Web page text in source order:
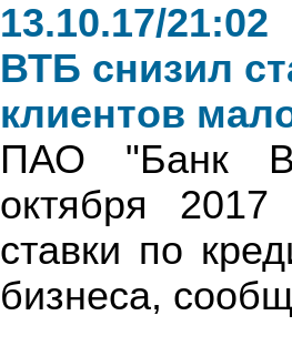
13.10.17/21:02
ВТБ снизил
клиентов
ПАО "Банк
октября
ставки по
бизнеса,